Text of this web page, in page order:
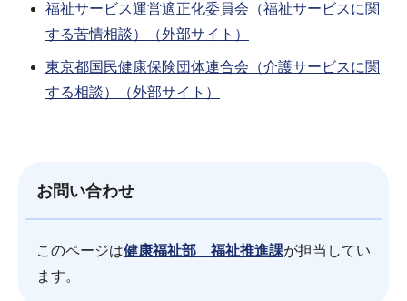
福祉サービス運営適正化委員会（福祉サービスに関
する苦情相談）（外部サイト）
東京都国民健康保険団体連合会（介護サービスに関
する相談）（外部サイト）
お問い合わせ
このページは健康福祉部 福祉推進課が担当してい
ます。